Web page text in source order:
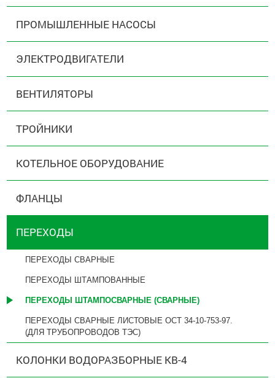
ПРОМЫШЛЕННЫЕ НАСОСЫ
ЭЛЕКТРОДВИГАТЕЛИ
ВЕНТИЛЯТОРЫ
ТРОЙНИКИ
КОТЕЛЬНОЕ ОБОРУДОВАНИЕ
ФЛАНЦЫ
ПЕРЕХОДЫ
ПЕРЕХОДЫ СВАРНЫЕ
ПЕРЕХОДЫ ШТАМПОВАННЫЕ
ПЕРЕХОДЫ ШТАМПОСВАРНЫЕ (СВАРНЫЕ)
ПЕРЕХОДЫ СВАРНЫЕ ЛИСТОВЫЕ ОСТ 34-10-753-97.
(ДЛЯ ТРУБОПРОВОДОВ ТЭС)
КОЛОНКИ ВОДОРАЗБОРНЫЕ КВ-4